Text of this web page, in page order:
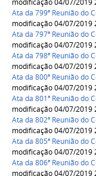
modificação 04/07/2019
Ata da 799ª Reunião do
modificação 04/07/2019
Ata da 797ª Reunião do
modificação 04/07/2019
Ata da 798ª Reunião do
modificação 04/07/2019
Ata da 800ª Reunião do
modificação 04/07/2019
Ata da 801ª Reunião do
modificação 04/07/2019
Ata da 802ª Reunião do
modificação 04/07/2019
Ata da 805ª Reunião do
modificação 04/07/2019
Ata da 806ª Reunião do
modificação 04/07/2019